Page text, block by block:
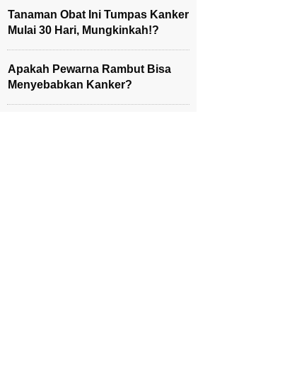
Tanaman Obat Ini Tumpas Kanker
Mulai 30 Hari, Mungkinkah!?
Apakah Pewarna Rambut Bisa
Menyebabkan Kanker?